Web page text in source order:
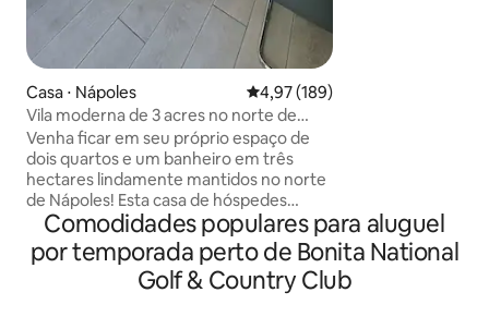
Casa ⋅ Nápoles 4,97 de uma avaliação média de
4,97 (189)
Vila moderna de 3 acres no norte de
Nápoles
Venha ficar em seu próprio espaço de
dois quartos e um banheiro em três
hectares lindamente mantidos no norte
de Nápoles! Esta casa de hóspedes
anexa/privada possui uma cozinha
totalmente equipada com bancadas e
eletrodomésticos modernizados, camas
king/queen, Wi-Fi, acesso compartilhado
Comodidades populares para aluguel
por temporada perto de Bonita National
Golf & Country Club